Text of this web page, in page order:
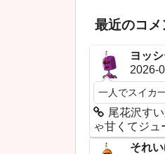
最近のコメ
ヨッ
2026-
一人でスイカ
尾花沢す
ゃ甘くてジュ
それ